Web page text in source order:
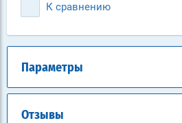
К сравнению
Параметры
Отзывы